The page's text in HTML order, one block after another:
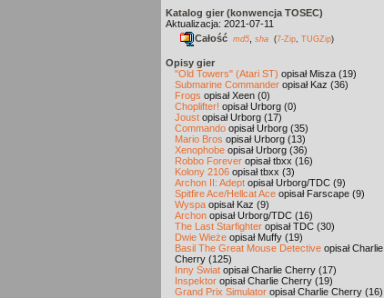
Katalog gier (konwencja TOSEC)
Aktualizacja: 2021-07-11
Całość md5 sha (7-Zip TUGZip)
Opisy gier
"Old Towers" (Atari ST) opisał Misza (19)
Submarine Commander opisał Kaz (36)
Frogs opisał Xeen (0)
Choplifter! opisał Urborg (0)
Joust opisał Urborg (17)
Commando opisał Urborg (35)
Mario Bros opisał Urborg (13)
Xenophobe opisał Urborg (36)
Robbo Forever opisał tbxx (16)
Kolony 2106 opisał tbxx (3)
Archon II: Adept opisał Urborg/TDC (9)
Spitfire Ace/Hellcat Ace opisał Farscape (9)
Wyspa opisał Kaz (9)
Archon opisał Urborg/TDC (16)
The Last Starfighter opisał TDC (30)
Dwie Wieże opisał Muffy (19)
Basil The Great Mouse Detective opisał Charlie
Cherry (125)
Inny Świat opisał Charlie Cherry (17)
Inspektor opisał Charlie Cherry (19)
Grand Prix Simulator opisał Charlie Cherry (16)